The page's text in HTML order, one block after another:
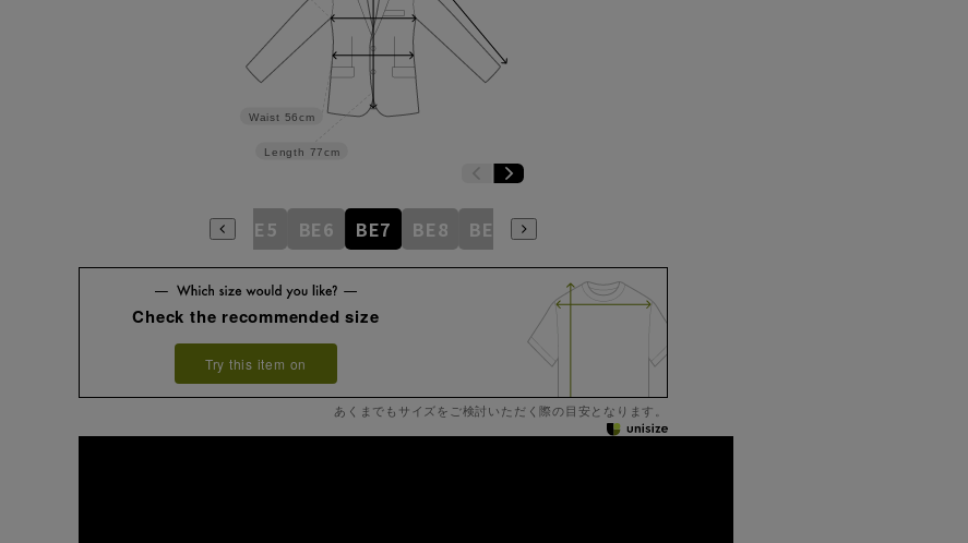
Length 77cm
Waist 56cm
BE4 BE5 BE6 BE7 BE8 BE9 BE10
Check the recommended size
Try this item on
あくまでもサイズをご検討いただく際の目安となります。